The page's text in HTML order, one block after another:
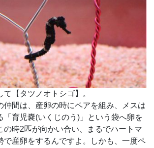
【タツノオトシゴ】。
仲間は、産卵の時にペアを組み、メスは
「育児嚢(いくじのう)」という袋へ卵を
の時2匹が向かい合い、まるでハートマ
で産卵をするんですよ。しかも、一度ペ